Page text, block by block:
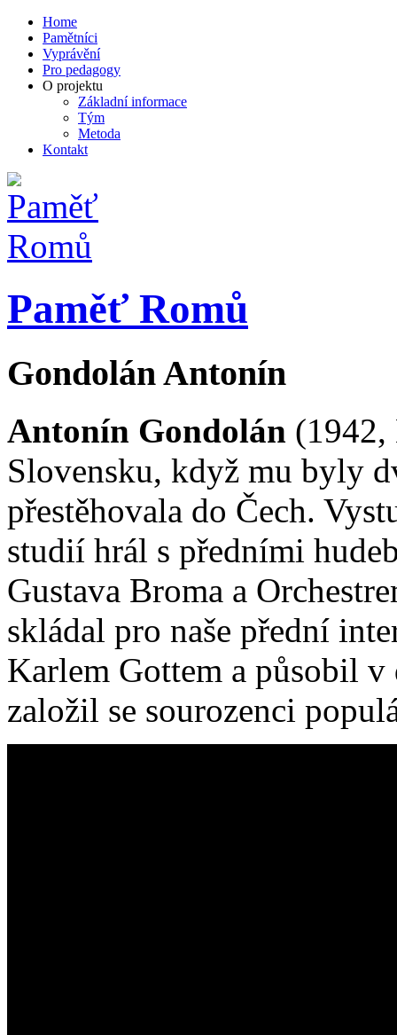
Home
Pamětníci
Vyprávění
Pro pedagogy
O projektu
Základní informace
Tým
Metoda
Kontakt
Paměť Romů
GondolánAntonín
Antonín Gondolán (1942,
Slovensku, když mu byly
přestěhovala do Čech.
studií hrál s předními
Gustava Broma a
skládal pro naše přední
Karlem Gottem a působil
založil se sourozenci